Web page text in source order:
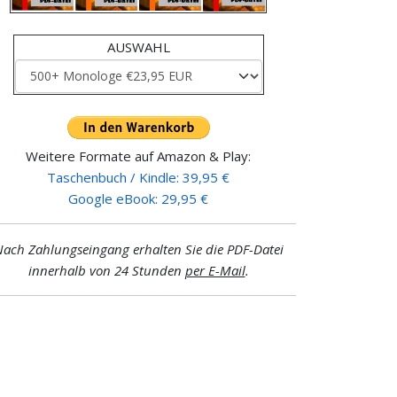
AUSWAHL
Weitere Formate auf Amazon & Play:
Taschenbuch / Kindle: 39,95 €
Google eBook: 29,95 €
Zahlungseingang erhalten Sie die PDF-Datei
innerhalb von 24 Stunden per E-Mail.